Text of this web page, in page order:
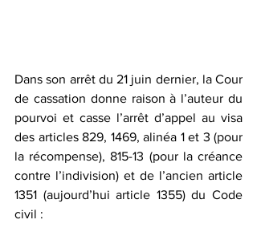
Dans son arrêt du 21 juin dernier, la Cour
de cassation donne raison à l’auteur du
pourvoi et casse l’arrêt d’appel au visa
des articles 829, 1469, alinéa 1 et 3 (pour
la récompense), 815-13 (pour la créance
contre l’indivision) et de l’ancien article
1351 (aujourd’hui article 1355) du Code
civil :